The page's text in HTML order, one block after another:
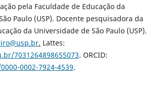
pela Faculdade de Educação da
Paulo (USP). Docente pesquisadora da
da Universidade de São Paulo (USP).
. Lattes:
7031264898655073. ORCID:
0002-7924-4539.